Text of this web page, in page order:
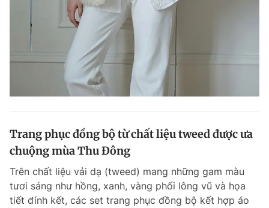
Đọc Thanh Niên trên điện thoại
Hotline
Đặt báo Quảng cáo RSS Tòa soạn Chính sách bảo
Trang phục đồng bộ từ chất liệu tweed được ưa
chuộng mùa Thu Đông
Trên chất liệu vải dạ (tweed) mang những gam màu
tươi sáng như hồng, xanh, vàng phối lông vũ và họa
tiết đính kết, các set trang phục đồng bộ kết hợp áo